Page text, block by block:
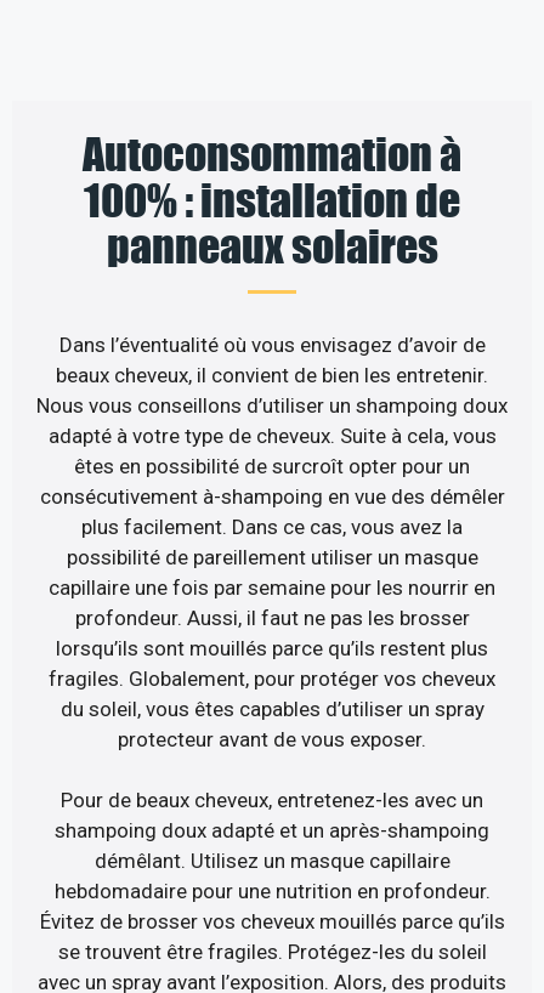
Autoconsommation à
100% : installation de
panneaux solaires
Dans l’éventualité où vous envisagez d’avoir de
beaux cheveux, il convient de bien les entretenir.
Nous vous conseillons d’utiliser un shampoing doux
adapté à votre type de cheveux. Suite à cela, vous
êtes en possibilité de surcroît opter pour un
consécutivement à-shampoing en vue des démêler
plus facilement. Dans ce cas, vous avez la
possibilité de pareillement utiliser un masque
capillaire une fois par semaine pour les nourrir en
profondeur. Aussi, il faut ne pas les brosser
lorsqu’ils sont mouillés parce qu’ils restent plus
fragiles. Globalement, pour protéger vos cheveux
du soleil, vous êtes capables d’utiliser un spray
protecteur avant de vous exposer.
Pour de beaux cheveux, entretenez-les avec un
shampoing doux adapté et un après-shampoing
démêlant. Utilisez un masque capillaire
hebdomadaire pour une nutrition en profondeur.
Évitez de brosser vos cheveux mouillés parce qu’ils
se trouvent être fragiles. Protégez-les du soleil
avec un spray avant l’exposition. Alors, des produits